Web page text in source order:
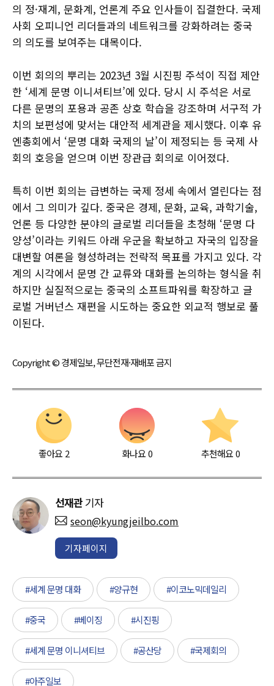
의 정·재계, 문화계, 언론계 주요 인사들이 집결한다. 국제
사회 오피니언 리더들과의 네트워크를 강화하려는 중국
의 의도를 보여주는 대목이다.
이번 회의의 뿌리는 2023년 3월 시진핑 주석이 직접 제안
한 ‘세계 문명 이니셔티브’에 있다. 당시 시 주석은 서로
다른 문명의 포용과 공존 상호 학습을 강조하며 서구적 가
치의 보편성에 맞서는 대안적 세계관을 제시했다. 이후 유
엔총회에서 ‘문명 대화 국제의 날’이 제정되는 등 국제 사
회의 호응을 얻으며 이번 장관급 회의로 이어졌다.
특히 이번 회의는 급변하는 국제 정세 속에서 열린다는 점
에서 그 의미가 깊다. 중국은 경제, 문화, 교육, 과학기술,
언론 등 다양한 분야의 글로벌 리더들을 초청해 ‘문명 다
양성’이라는 키워드 아래 우군을 확보하고 자국의 입장을
대변할 여론을 형성하려는 전략적 목표를 가지고 있다. 각
계의 시각에서 문명 간 교류와 대화를 논의하는 형식을 취
하지만 실질적으로는 중국의 소프트파워를 확장하고 글
로벌 거버넌스 재편을 시도하는 중요한 외교적 행보로 풀
이된다.
Copyright © 경제일보, 무단전재·재배포 금지
좋아요 2 화나요0 추천해요 0
선재관 기자
seon@kyungjeilbo.com
기자페이지
#세계 문명 대화 #양규현 #이코노믹데일리
#중국 #베이징 #시진핑
#세계 문명 이니셔티브 #공산당 #국제회의
#아주일보